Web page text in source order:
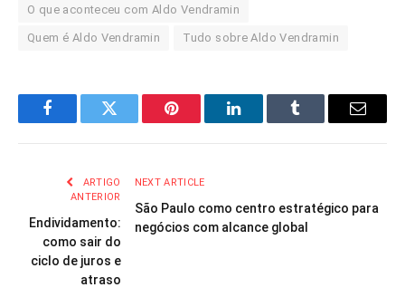
O que aconteceu com Aldo Vendramin
Quem é Aldo Vendramin Tudo sobre Aldo Vendramin
FacebookTwitter Pinterest LinkedInTumblr Email
ARTIGO
ANTERIOR
Endividamento:
como sair do
ciclo de juros e
atraso
NEXT ARTICLE
São Paulo como centro estratégico para
negócios com alcance global